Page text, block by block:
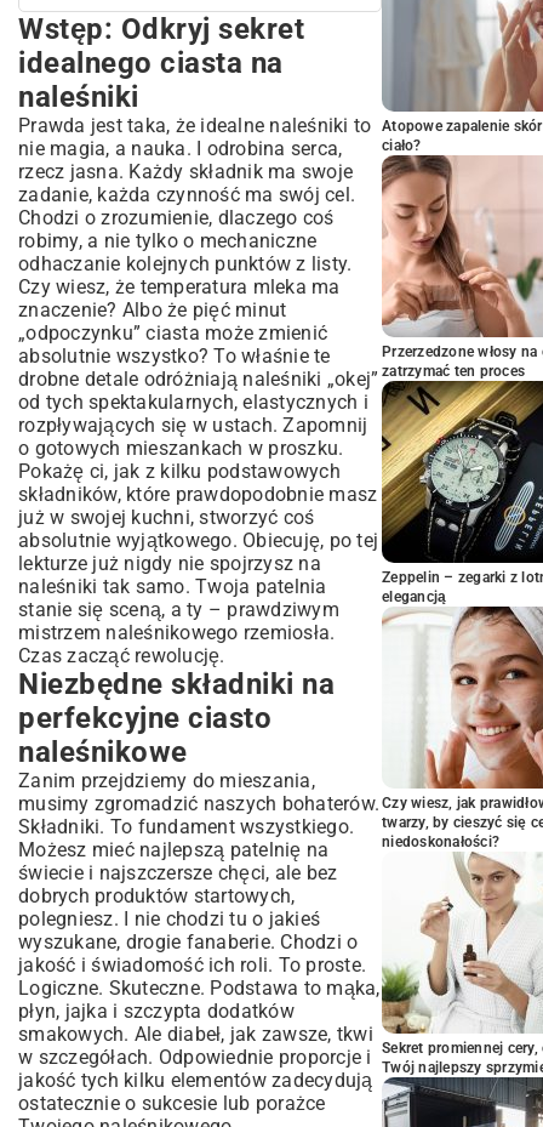
Wstęp: Odkryj sekret idealnego ciasta na
naleśniki
Niezbędne składniki na perfekcyjne
ciasto naleśnikowe
Jaka mąka sprawdzi się najlepiej w
naleśnikach?
Rola mleka, wody i innych płynów w cieście
Znaczenie jajek dla struktury i smaku
Sól i cukier – subtelne, ale kluczowe
dodatki
Instrukcja krok po kroku: Przygotowanie
ciasta naleśnikowego
Prawidłowe łączenie suchych i mokrych
składników
Techniki miksowania – ręcznie czy za
pomocą blendera?
Odpoczynek ciasta – czy to naprawdę
konieczny etap?
Najczęstsze błędy i sposoby na ich
unikanie
Jak skorygować zbyt rzadkie lub gęste
ciasto?
Naleśniki przywierają do patelni? Poznaj
rozwiązania!
Problem z dziurkami w cieście – jak temu
zaradzić?
Kreatywne wariacje idealnego ciasta na
naleśniki
Przepis na ciasto bezglutenowe – dla
wrażliwych na gluten
Wegańskie naleśniki – smacznie i roślinnie
Naleśniki na maślance lub kefirze – odkryj
ich smak
Różnice w cieście na naleśniki słodkie i
wytrawne
Sekrety idealnego smażenia naleśników
Wybór patelni – która sprawdzi się
najlepiej?
Optymalna temperatura smażenia – klucz
do sukcesu
Jak uzyskać równomiernie złociste
naleśniki?
Przechowywanie ciasta i gotowych
naleśników
Wstęp: Odkryj sekret
idealnego ciasta na
naleśniki
Prawda jest taka, że idealne naleśniki to
nie magia, a nauka. I odrobina serca,
rzecz jasna. Każdy składnik ma swoje
zadanie, każda czynność ma swój cel.
Chodzi o zrozumienie, dlaczego coś
robimy, a nie tylko o mechaniczne
odhaczanie kolejnych punktów z listy.
Czy wiesz, że temperatura mleka ma
znaczenie? Albo że pięć minut
„odpoczynku” ciasta może zmienić
absolutnie wszystko? To właśnie te
drobne detale odróżniają naleśniki „okej”
od tych spektakularnych, elastycznych i
rozpływających się w ustach. Zapomnij
o gotowych mieszankach w proszku.
Pokażę ci, jak z kilku podstawowych
składników, które prawdopodobnie masz
już w swojej kuchni, stworzyć coś
absolutnie wyjątkowego. Obiecuję, po tej
lekturze już nigdy nie spojrzysz na
naleśniki tak samo. Twoja patelnia
stanie się sceną, a ty – prawdziwym
mistrzem naleśnikowego rzemiosła.
Czas zacząć rewolucję.
Niezbędne składniki na
perfekcyjne ciasto
naleśnikowe
Zanim przejdziemy do mieszania,
musimy zgromadzić naszych bohaterów.
Składniki. To fundament wszystkiego.
Możesz mieć najlepszą patelnię na
świecie i najszczersze chęci, ale bez
dobrych produktów startowych,
polegniesz. I nie chodzi tu o jakieś
wyszukane, drogie fanaberie. Chodzi o
jakość i świadomość ich roli. To proste.
Logiczne. Skuteczne. Podstawa to mąka,
płyn, jajka i szczypta dodatków
smakowych. Ale diabeł, jak zawsze, tkwi
w szczegółach. Odpowiednie proporcje i
jakość tych kilku elementów zadecydują
ostatecznie o sukcesie lub porażce
Atopowe zapalenie
ciało?
Przerzedzone włosy
zatrzymać ten proces
Zeppelin – zegarki z
elegancją
Czy wiesz, jak
twarzy, by cieszyć się
niedoskonałości?
Sekret promiennej
Twój najlepszy